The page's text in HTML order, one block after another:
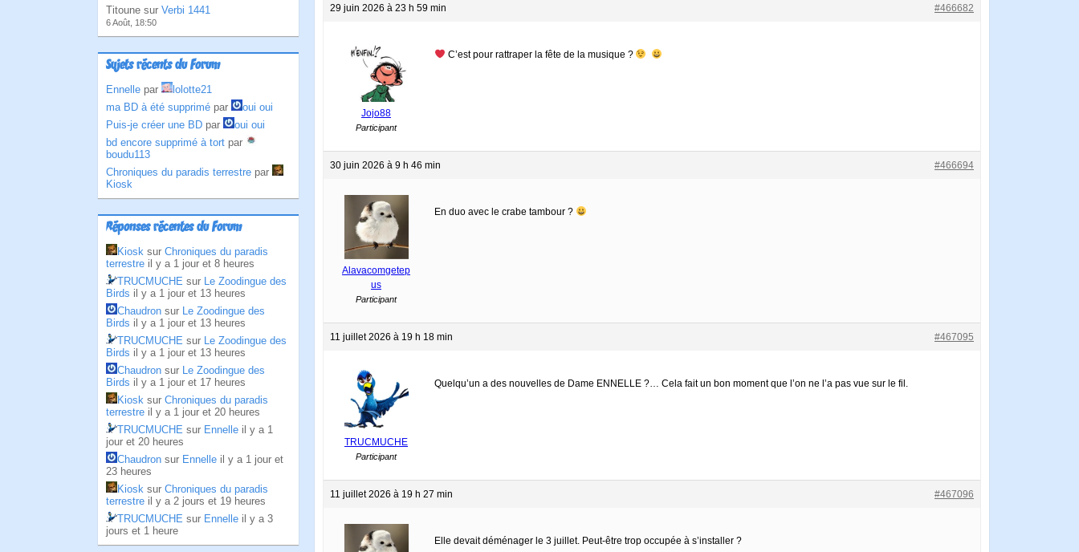
Titoune sur Verbi 1441
6 Août, 18:50
Sujets récents du Forum
Ennelle par
lolotte21
ma BD à été supprimé par
oui oui
Puis-je créer une BD par
oui oui
bd encore supprimé à tort par
boudu113
Chroniques du paradis terrestre par
Kiosk
Réponses récentes du Forum
Kiosk sur Chroniques du paradis
terrestre il y a 1 jour et 8 heures
TRUCMUCHE sur Le Zoodingue des
Birds il y a 1 jour et 13 heures
Chaudron sur Le Zoodingue des
Birds il y a 1 jour et 13 heures
TRUCMUCHE sur Le Zoodingue des
Birds il y a 1 jour et 13 heures
Chaudron sur Le Zoodingue des
Birds il y a 1 jour et 17 heures
Kiosk sur Chroniques du paradis
terrestre il y a 1 jour et 20 heures
TRUCMUCHE sur Ennelle il y a 1
jour et 20 heures
Chaudron sur Ennelle il y a 1 jour et
23 heures
Kiosk sur Chroniques du paradis
terrestre il y a 2 jours et 19 heures
TRUCMUCHE sur Ennelle il y a 3
jours et 1 heure
29 juin 2026 à 23 h 59 min #466682
Jojo88
Participant
C’est pour rattraper la fête de la musique ?
30 juin 2026 à 9 h 46 min #466694
Alavacomgetep
us
Participant
En duo avec le crabe tambour ?
11 juillet 2026 à 19 h 18 min #467095
TRUCMUCHE
Participant
Quelqu’un a des nouvelles de Dame ENNELLE ?… Cela fait un bon moment que l’on ne l’a pas vue sur le fil.
11 juillet 2026 à 19 h 27 min #467096
Elle devait déménager le 3 juillet. Peut-être trop occupée à s’installer ?